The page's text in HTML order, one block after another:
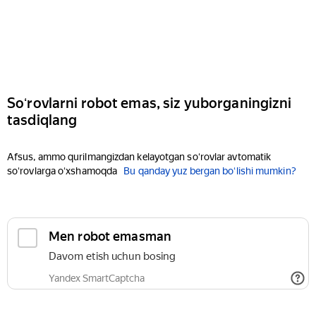
Soʻrovlarni robot emas, siz yuborganingizni
tasdiqlang
Afsus, ammo qurilmangizdan kelayotgan soʻrovlar avtomatik
soʻrovlarga oʻxshamoqda
Bu qanday yuz bergan boʻlishi mumkin?
Men robot emasman
Davom etish uchun bosing
Yandex SmartCaptcha